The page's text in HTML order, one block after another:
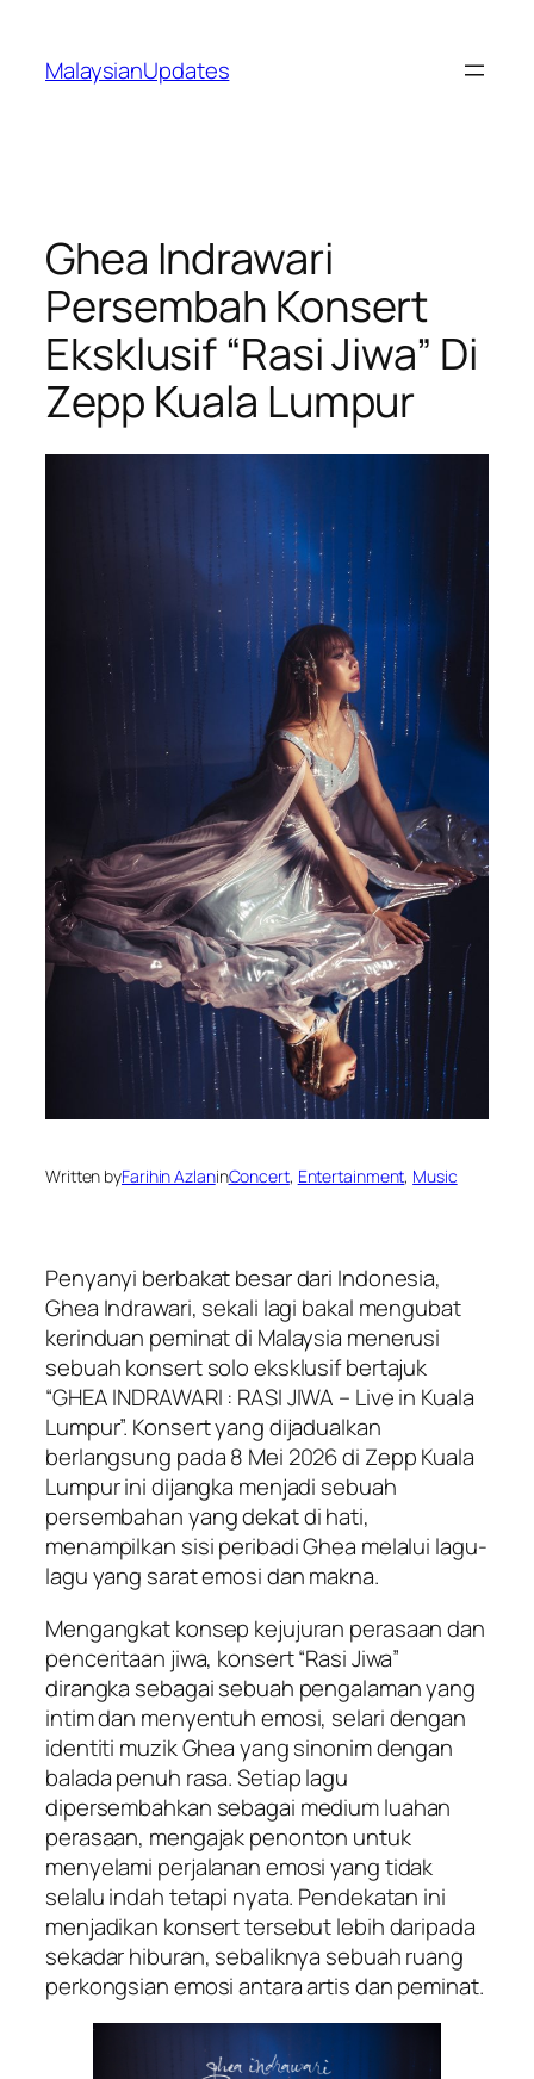
content
MalaysianUpdates
Ghea Indrawari
Persembah Konsert
Eksklusif “Rasi Jiwa” Di
Zepp Kuala Lumpur
Written byFarihin AzlaninConcert, Entertainment, Music
Penyanyi berbakat besar dari Indonesia,
Ghea Indrawari, sekali lagi bakal mengubat
kerinduan peminat di Malaysia menerusi
sebuah konsert solo eksklusif bertajuk
“GHEA INDRAWARI : RASI JIWA – Live in Kuala
Lumpur”. Konsert yang dijadualkan
berlangsung pada 8 Mei 2026 di Zepp Kuala
Lumpur ini dijangka menjadi sebuah
persembahan yang dekat di hati,
menampilkan sisi peribadi Ghea melalui lagu-
lagu yang sarat emosi dan makna.
Mengangkat konsep kejujuran perasaan dan
penceritaan jiwa, konsert “Rasi Jiwa”
dirangka sebagai sebuah pengalaman yang
intim dan menyentuh emosi, selari dengan
identiti muzik Ghea yang sinonim dengan
balada penuh rasa. Setiap lagu
dipersembahkan sebagai medium luahan
perasaan, mengajak penonton untuk
menyelami perjalanan emosi yang tidak
selalu indah tetapi nyata. Pendekatan ini
menjadikan konsert tersebut lebih daripada
sekadar hiburan, sebaliknya sebuah ruang
perkongsian emosi antara artis dan peminat.